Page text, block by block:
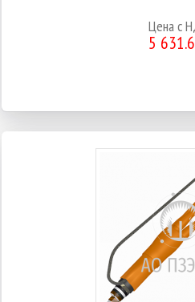
Цена с
5